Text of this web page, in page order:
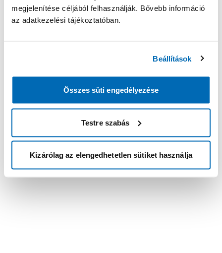
megjelenítése céljából felhasználják. Bővebb információ
az adatkezelési tájékoztatóban.
Beállítások
Összes süti engedélyezése
Testre szabás
Kizárólag az elengedhetetlen sütiket használja